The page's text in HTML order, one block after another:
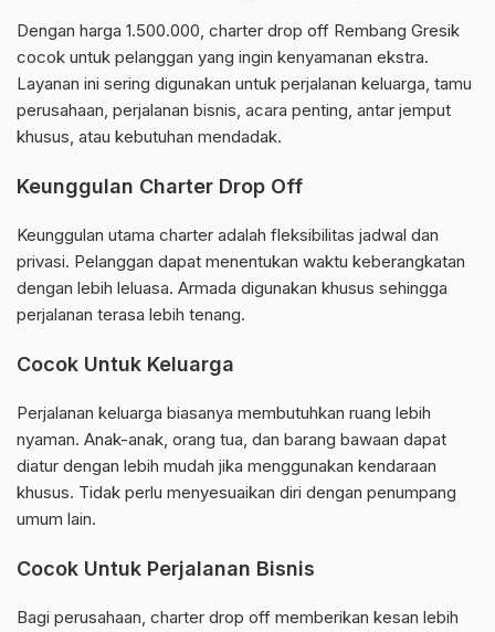
Dengan harga 1.500.000, charter drop off Rembang Gresik
cocok untuk pelanggan yang ingin kenyamanan ekstra.
Layanan ini sering digunakan untuk perjalanan keluarga, tamu
perusahaan, perjalanan bisnis, acara penting, antar jemput
khusus, atau kebutuhan mendadak.
Keunggulan Charter Drop Off
Keunggulan utama charter adalah fleksibilitas jadwal dan
privasi. Pelanggan dapat menentukan waktu keberangkatan
dengan lebih leluasa. Armada digunakan khusus sehingga
perjalanan terasa lebih tenang.
Cocok Untuk Keluarga
Perjalanan keluarga biasanya membutuhkan ruang lebih
nyaman. Anak-anak, orang tua, dan barang bawaan dapat
diatur dengan lebih mudah jika menggunakan kendaraan
khusus. Tidak perlu menyesuaikan diri dengan penumpang
umum lain.
Cocok Untuk Perjalanan Bisnis
Bagi perusahaan, charter drop off memberikan kesan lebih